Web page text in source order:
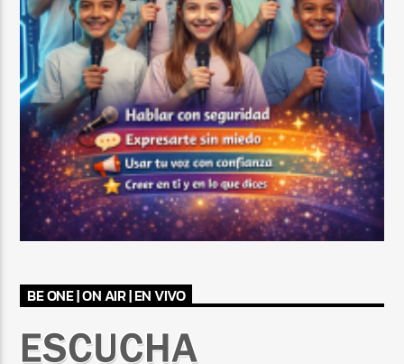
BE ONE | ON AIR | EN VIVO